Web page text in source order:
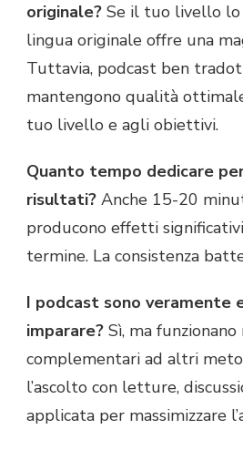
originale? Se il tuo livello lo
lingua originale offre una
Tuttavia, podcast ben
mantengono qualità
tuo livello e agli obiettivi.
Quanto tempo dedicare
risultati? Anche 15-20
producono effetti
termine. La consistenza
I podcast sono veramente
imparare? Sì, ma
complementari ad altri
l’ascolto con letture,
applicata per massimizzare